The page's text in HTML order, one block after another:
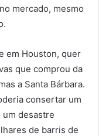
mercado, mesmo
em Houston, quer
que comprou da
a Santa Bárbara.
consertar um
desastre
de barris de